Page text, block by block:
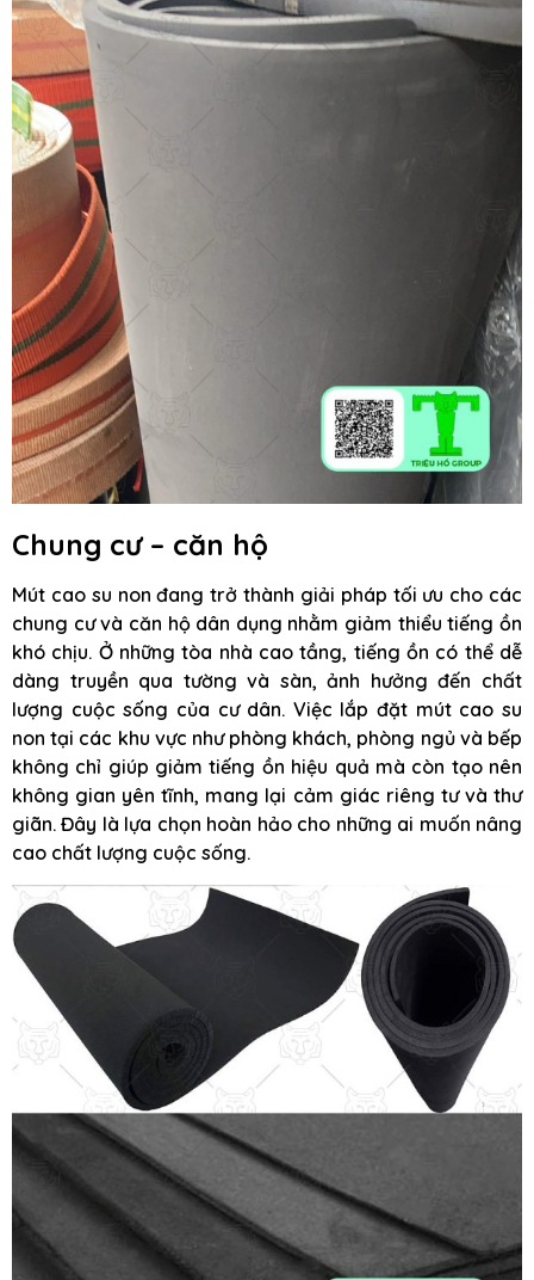
Chung cư – căn hộ
Mút cao su non đang trở thành giải pháp tối ưu cho các
chung cư và căn hộ dân dụng nhằm giảm thiểu tiếng ồn
khó chịu. Ở những tòa nhà cao tầng, tiếng ồn có thể dễ
dàng truyền qua tường và sàn, ảnh hưởng đến chất
lượng cuộc sống của cư dân. Việc lắp đặt mút cao su
non tại các khu vực như phòng khách, phòng ngủ và bếp
không chỉ giúp giảm tiếng ồn hiệu quả mà còn tạo nên
không gian yên tĩnh, mang lại cảm giác riêng tư và thư
giãn. Đây là lựa chọn hoàn hảo cho những ai muốn nâng
cao chất lượng cuộc sống.